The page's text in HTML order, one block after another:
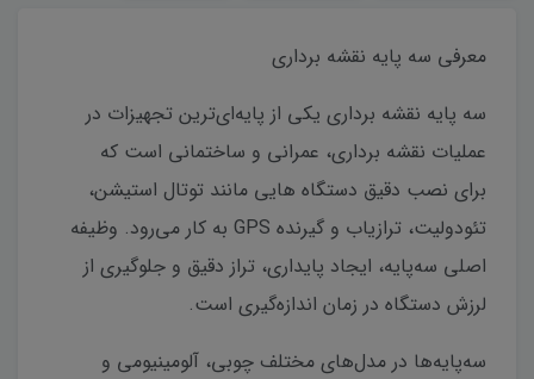
معرفی سه پایه نقشه برداری
سه پایه نقشه برداری یکی از پایه‌ای‌ترین تجهیزات در
عملیات نقشه برداری، عمرانی و ساختمانی است که
برای نصب دقیق دستگاه هایی مانند توتال استیشن،
تئودولیت، ترازیاب و گیرنده GPS به کار می‌رود. وظیفه
اصلی سه‌پایه، ایجاد پایداری، تراز دقیق و جلوگیری از
لرزش دستگاه در زمان اندازه‌گیری است.
سه‌پایه‌ها در مدل‌های مختلف چوبی، آلومینیومی و